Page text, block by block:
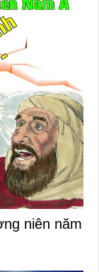
niên năm